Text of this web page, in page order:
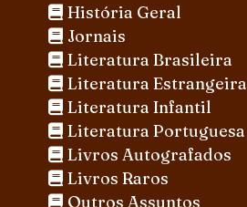
História Geral
Jornais
Literatura Brasileira
Literatura Estrangeira
Literatura Infantil
Literatura Portuguesa
Livros Autografados
Livros Raros
Outros Assuntos